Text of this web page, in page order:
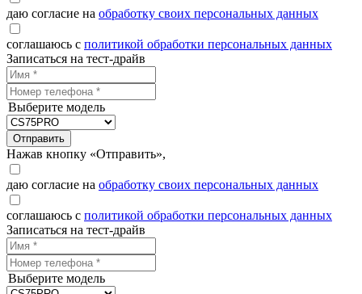
даю согласие на обработку своих персональных данных
соглашаюсь с политикой обработки персональных данных
Записаться на тест-драйв
Выберите модель
Отправить
Нажав кнопку «Отправить»,
даю согласие на обработку своих персональных данных
соглашаюсь с политикой обработки персональных данных
Записаться на тест-драйв
Выберите модель